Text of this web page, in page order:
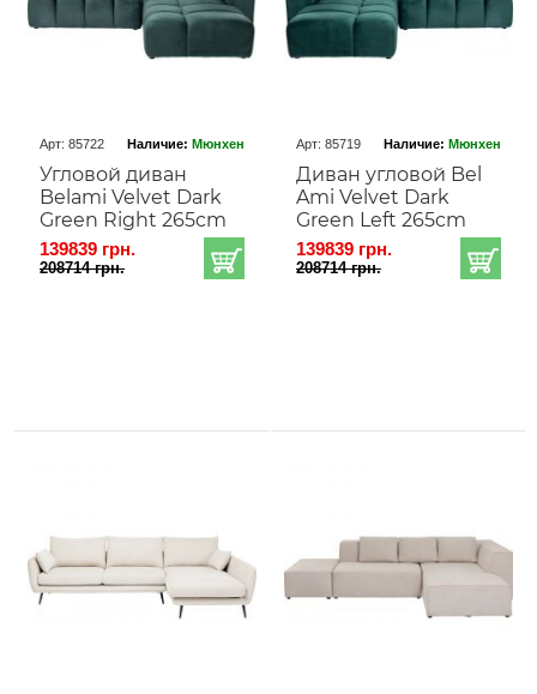
Арт: 85722 Наличие: Мюнхен
Угловой диван
Belami Velvet Dark
Green Right 265cm
139839 грн.
208714 грн.
Арт: 85719 Наличие: Мюнхен
Диван угловой Bel
Ami Velvet Dark
Green Left 265cm
139839 грн.
208714 грн.